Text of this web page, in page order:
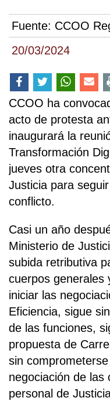
20/03/2024
Fuente: CCOO
CCOO ha
acto de protesta
inaugurará la
Transformación
jueves otra
Justicia para
conflicto.
Casi un año
Ministerio de
subida retributiva
cuerpos generales
iniciar las
Eficiencia, sigue
de las funciones,
propuesta de
sin
negociación de las
personal de